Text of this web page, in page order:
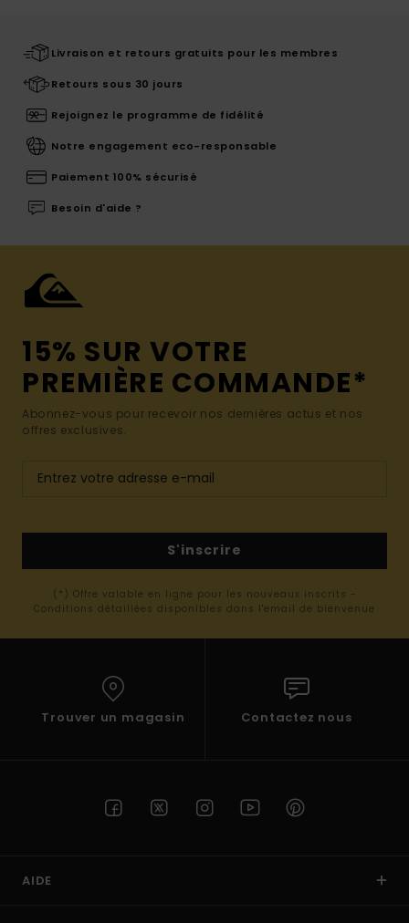
Livraison et retours gratuits pour les membres
Retours sous 30 jours
Rejoignez le programme de fidélité
Notre engagement eco-responsable
Paiement 100% sécurisé
Besoin d'aide ?
15% SUR VOTRE
PREMIÈRE COMMANDE*
Abonnez-vous pour recevoir nos dernières actus et nos
offres exclusives.
S'inscrire
(*) Offre valable en ligne pour les nouveaux inscrits -
Conditions détaillées disponibles dans l'email de bienvenue
Trouver un magasin Contactez nous
AIDE